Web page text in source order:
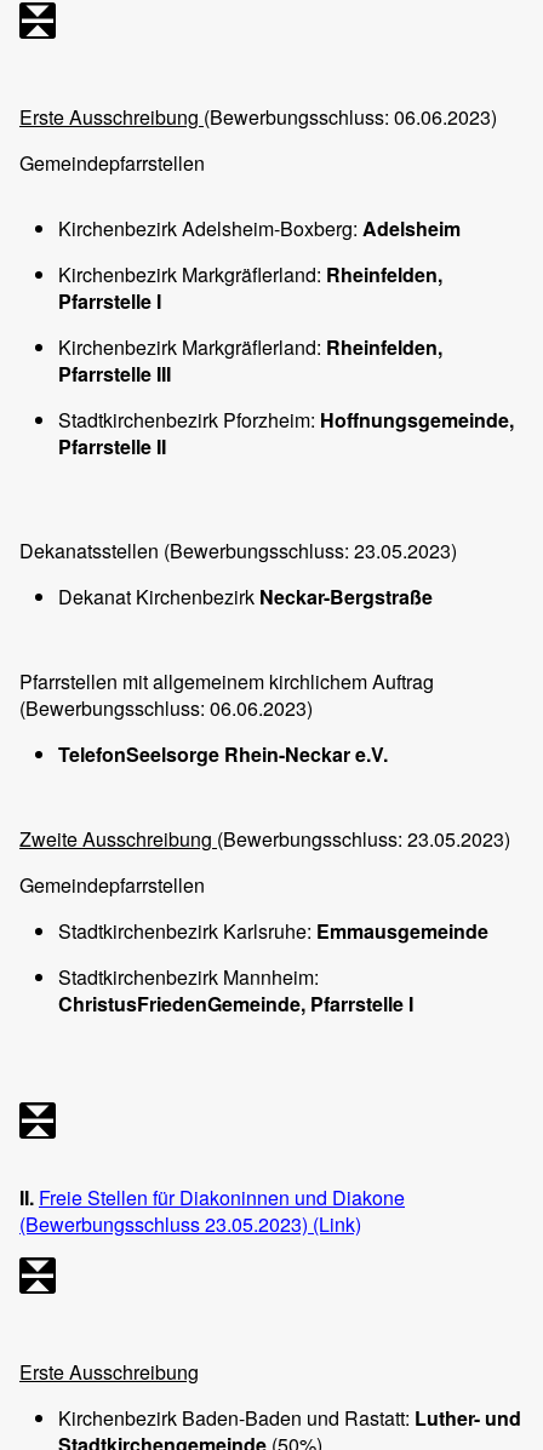
Erste Ausschreibung (Bewerbungsschluss: 06.06.2023)
Gemeindepfarrstellen
Kirchenbezirk Adelsheim-Boxberg: Adelsheim
Kirchenbezirk Markgräflerland: Rheinfelden,
Pfarrstelle I
Kirchenbezirk Markgräflerland: Rheinfelden,
Pfarrstelle III
Stadtkirchenbezirk Pforzheim: Hoffnungsgemeinde,
Pfarrstelle II
Dekanatsstellen (Bewerbungsschluss: 23.05.2023)
Dekanat Kirchenbezirk Neckar-Bergstraße
Pfarrstellen mit allgemeinem kirchlichem Auftrag
(Bewerbungsschluss: 06.06.2023)
TelefonSeelsorge Rhein-Neckar e.V.
Zweite Ausschreibung (Bewerbungsschluss: 23.05.2023)
Gemeindepfarrstellen
Stadtkirchenbezirk Karlsruhe: Emmausgemeinde
Stadtkirchenbezirk Mannheim:
ChristusFriedenGemeinde, Pfarrstelle I
II. Freie Stellen für Diakoninnen und Diakone
(Bewerbungsschluss 23.05.2023) (Link)
Erste Ausschreibung
Kirchenbezirk Baden-Baden und Rastatt: Luther- und